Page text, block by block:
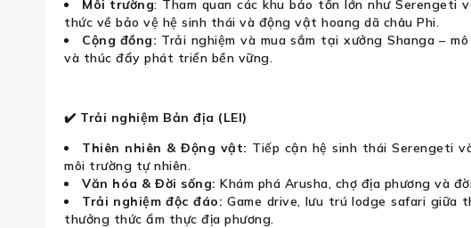
Môi trường: Tham quan các khu bảo tồn lớn như Serengeti
thức về bảo vệ hệ sinh thái và động vật hoang dã châu Phi.
Cộng đồng: Trải nghiệm và mua sắm tại xưởng Shanga –
và thúc đẩy phát triển bền vững.
✔️ Trải nghiệm Bản địa (LEI)
Thiên nhiên & Động vật: Tiếp cận hệ sinh thái Serengeti
môi trường tự nhiên.
Văn hóa & Đời sống: Khám phá Arusha, chợ địa phương và
Trải nghiệm độc đáo: Game drive, lưu trú lodge safari giữa
thưởng thức ẩm thực địa phương.